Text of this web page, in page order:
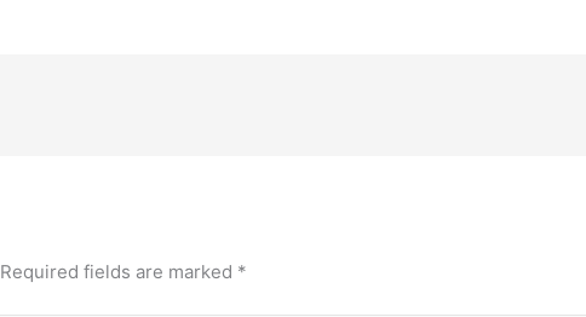
Required fields are marked *